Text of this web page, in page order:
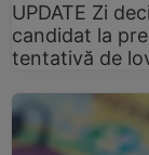
UPDATE Zi
candidat la
tentativă de